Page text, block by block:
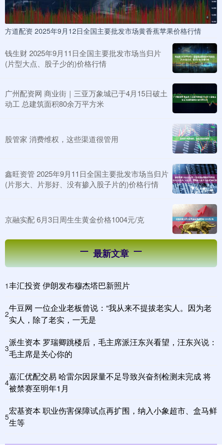
方道配资 2025年9月12日全国主要批发市场黄香蕉苹果价格行情
钱生财 2025年9月11日全国主要批发市场当归片
(片型大点、股子少的)价格行情
广州配资网 商业街｜三亚万象城已于4月15日破土
动工 总建筑面积80余万平方米
股管家 消费维权，这些渠道很管用
鑫旺资管 2025年9月11日全国主要批发市场当归片
(片形大、片形好、没有掺入股子片的)价格行情
京融实配 6月3日周生生黄金价格1004元/克
最新文章
1丰汇投资 伊朗发布穆杰塔巴新照片
2
牛豆网 一位企业老板曾说：“我从来不提拔老实人。因为老
实人，除了老实，一无是
3
派生资本 罗瑞卿跳楼后，毛主席派汪东兴看望，汪东兴说：
毛主席是关心你的
4
嘉汇优配交易 哈雷尔因尿量不足导致兴奋剂检测未完成 将
被禁赛至明年1月
5
宏基资本 职业伤害保障试点再扩围，纳入小象超市、盒马鲜
生等